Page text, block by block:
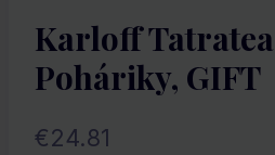
Karloff
Poháriky, GIFT
€24.81